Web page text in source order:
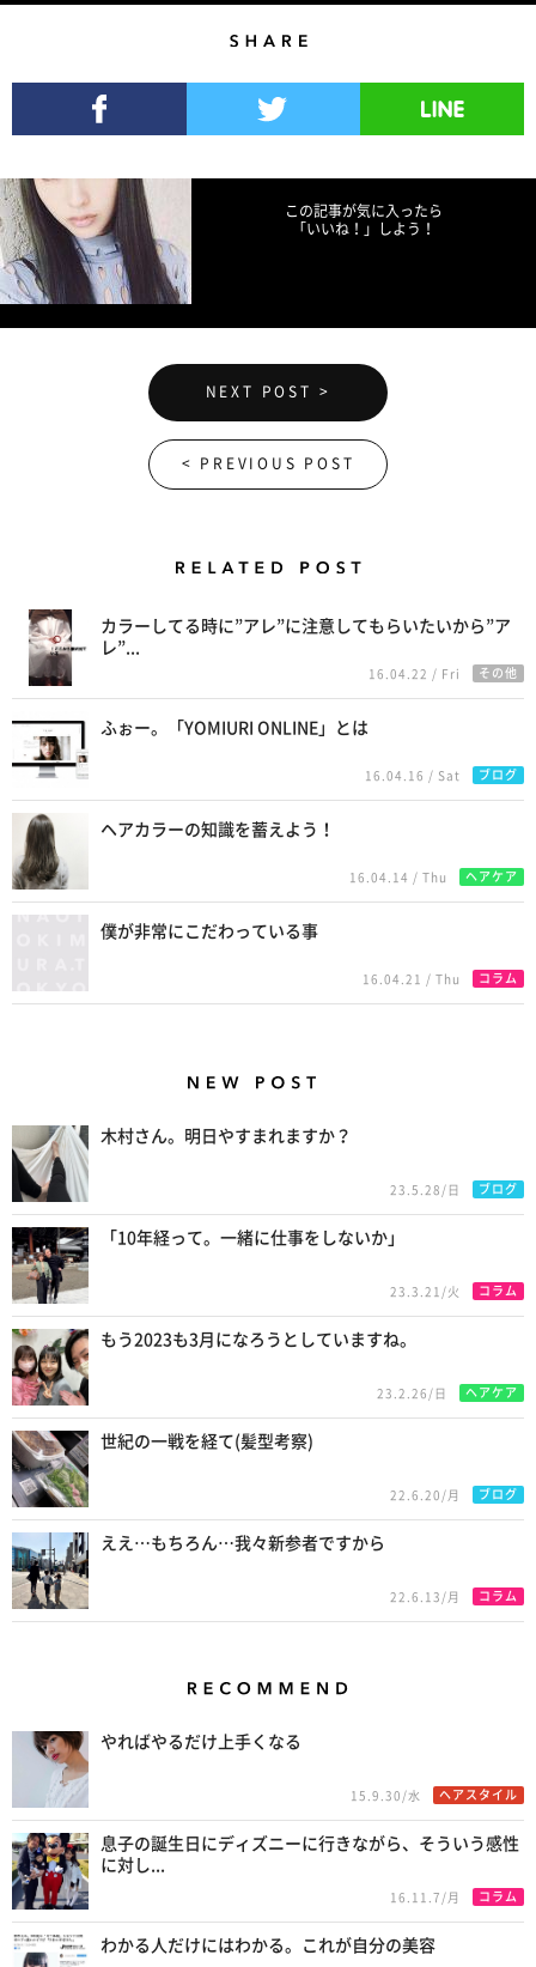
この記事が気に入ったら
「いいね！」しよう！
NEXT POST >
< PREVIOUS POST
カラーしてる時に”アレ”に注意してもらいたいから”ア
レ”...
16.04.22 / Fri その他
ふぉー。「YOMIURI ONLINE」とは
16.04.16 / Sat ブログ
ヘアカラーの知識を蓄えよう！
16.04.14 / Thu ヘアケア
僕が非常にこだわっている事
16.04.21 / Thu コラム
木村さん。明日やすまれますか？
23.5.28/日 ブログ
「10年経って。一緒に仕事をしないか」
23.3.21/火 コラム
もう2023も3月になろうとしていますね。
23.2.26/日 ヘアケア
世紀の一戦を経て(髪型考察)
22.6.20/月 ブログ
ええ…もちろん…我々新参者ですから
22.6.13/月 コラム
やればやるだけ上手くなる
15.9.30/水 ヘアスタイル
息子の誕生日にディズニーに行きながら、そういう感性
に対し...
16.11.7/月 コラム
わかる人だけにはわかる。これが自分の美容